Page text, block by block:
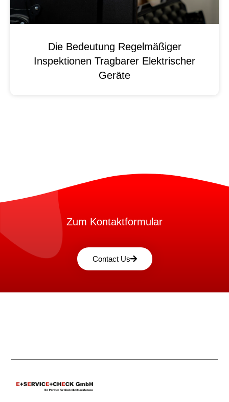
Die Bedeutung Regelmäßiger
Inspektionen Tragbarer Elektrischer
Geräte
Zum Kontaktformular
Contact Us